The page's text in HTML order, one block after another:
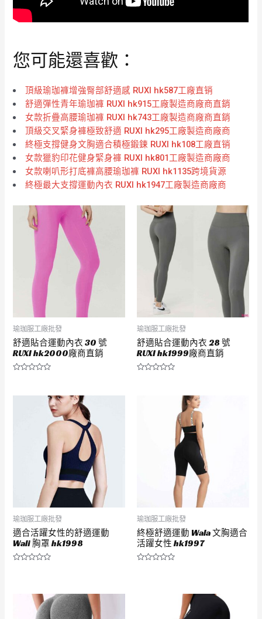
您可能還喜歡：
頂級瑜珈褲增強臀部舒適感 RUXI hk587工廠直销
舒適彈性青年瑜珈褲 RUXI hk915工廠製造商廠商直銷
女款折疊高腰瑜珈褲 RUXI hk743工廠製造商廠商直銷
頂級交叉緊身褲極致舒適 RUXI hk295工廠製造商廠商
終極支撐健身文胸適合積極鍛鍊 RUXI hk108工廠直销
女款獵豹印花健身緊身褲 RUXI hk801工廠製造商廠商
女款喇叭形打底褲高腰瑜珈褲 RUXI hk1135跨境貨源
終極最大支撐運動內衣 RUXI hk1947工廠製造商廠商
瑜珈服工廠批發
舒適貼合運動內衣 30 號
RUXI hk2000廠商直銷
瑜珈服工廠批發
舒適貼合運動內衣 28 號
RUXI hk1999廠商直銷
瑜珈服工廠批發
適合活躍女性的舒適運動
Wali 胸罩 hk1998
瑜珈服工廠批發
終極舒適運動 Wala 文胸適合
活躍女性 hk1997